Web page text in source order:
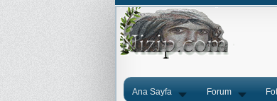
Ana Sayfa Forum